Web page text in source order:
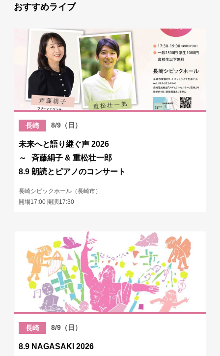
おすすめライブ
長崎 8/9（日）
未来へと語り継ぐ声 2026
～ 斉藤絹子 & 重松壮一郎
8.9 朗読とピアノのコンサート
長崎シビックホール（長崎市）
開場17:00 開演17:30
長崎 8/9（日）
8.9 NAGASAKI 2026